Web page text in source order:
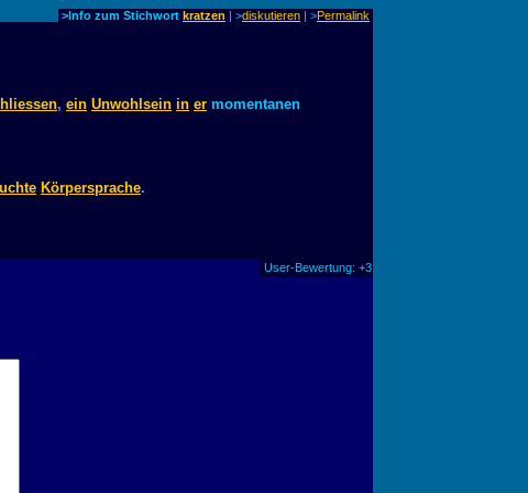
>Info zum Stichwort kratzen | >diskutieren | >Permalink
, ein Unwohlsein in er momentanen
Körpersprache.
User-Bewertung: +3